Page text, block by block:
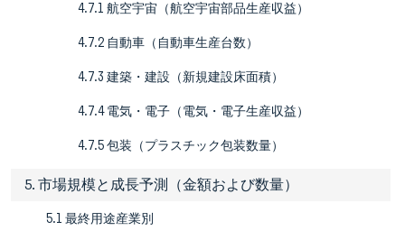
4.7.1 航空宇宙（航空宇宙部品生産収益）
4.7.2 自動車（自動車生産台数）
4.7.3 建築・建設（新規建設床面積）
4.7.4 電気・電子（電気・電子生産収益）
4.7.5 包装（プラスチック包装数量）
5. 市場規模と成長予測（金額および数量）
5.1 最終用途産業別